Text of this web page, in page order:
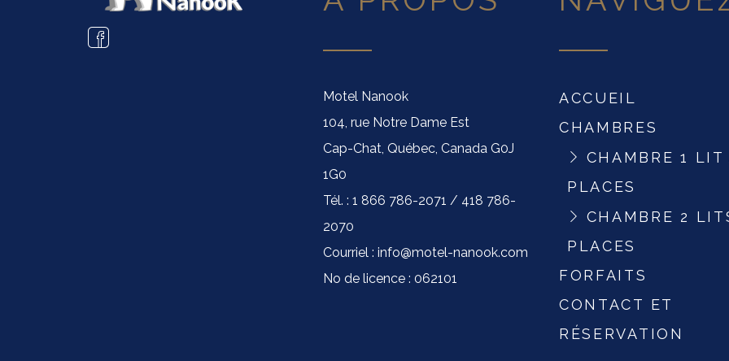
Motel Nanook
104, rue Notre Dame Est
Cap-Chat, Québec, Canada G0J
1G0
Tél. : 1 866 786-2071 / 418 786-
2070
Courriel : info@motel-nanook.com
No de licence : 062101
ACCUEIL
CHAMBRES
CHAMBRE 1 LIT
PLACES
CHAMBRE 2
PLACES
FORFAITS
CONTACT ET
RÉSERVATION